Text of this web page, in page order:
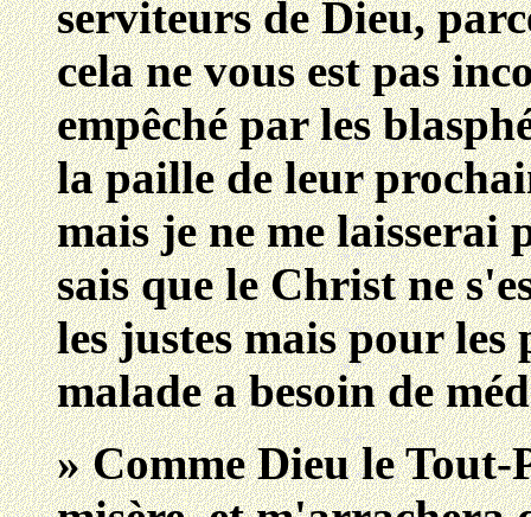
serviteurs de Dieu,
cela ne vous est pas
empêché par les
la paille de leur
mais je ne me laisserai
sais que le Christ ne
les justes mais pour les
malade a besoin de
» Comme Dieu le